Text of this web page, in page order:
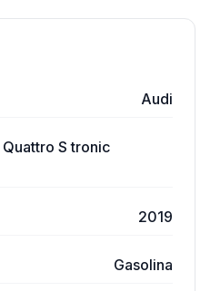
Audi
S tronic
2019
Gasolina